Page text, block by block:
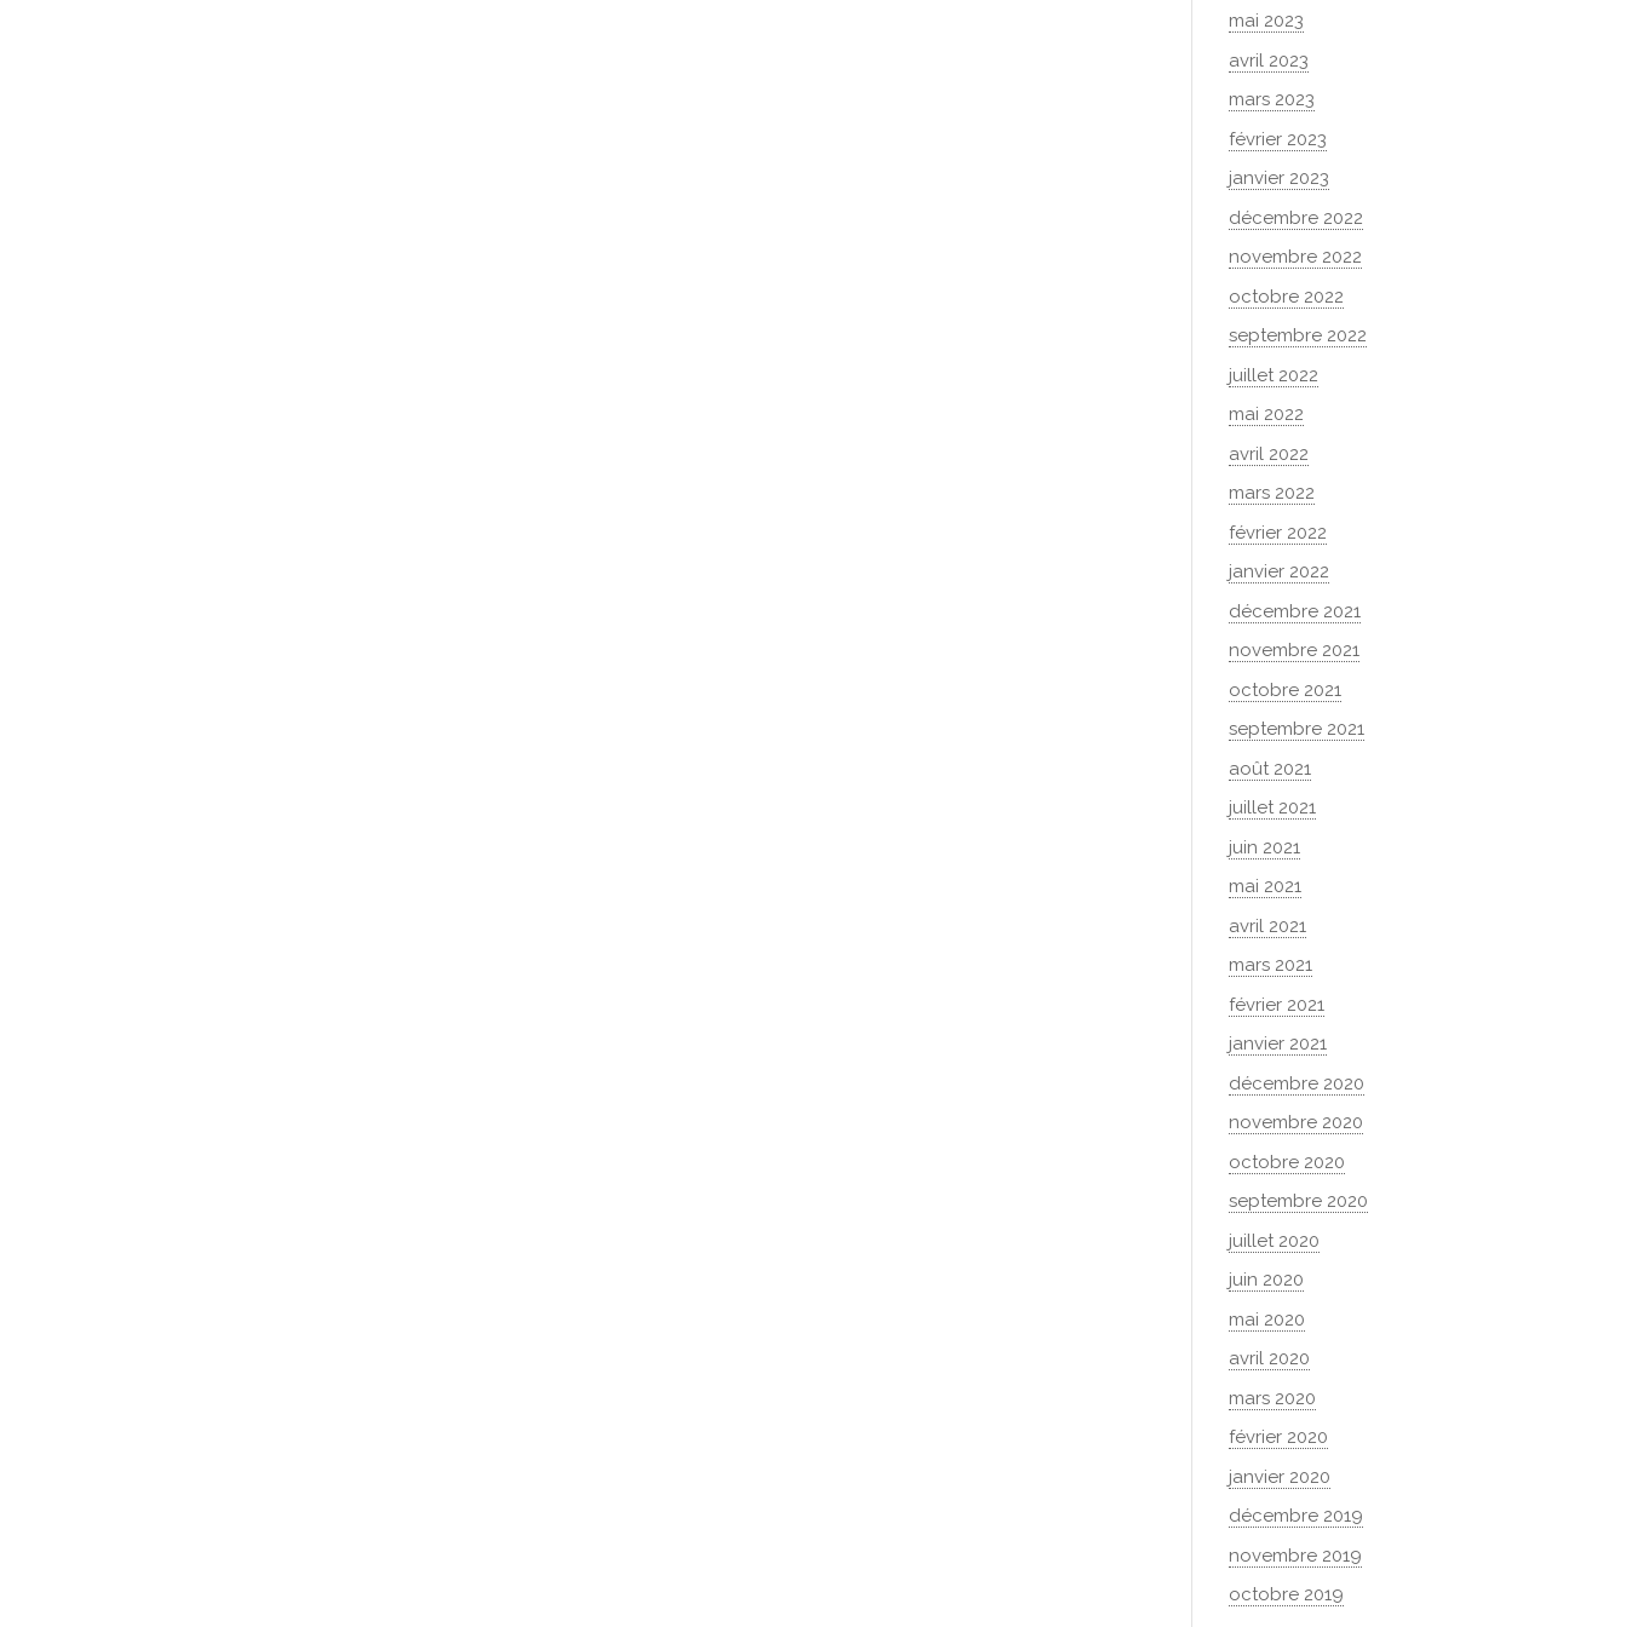
mai 2023
avril 2023
mars 2023
février 2023
janvier 2023
décembre 2022
novembre 2022
octobre 2022
septembre 2022
juillet 2022
mai 2022
avril 2022
mars 2022
février 2022
janvier 2022
décembre 2021
novembre 2021
octobre 2021
septembre 2021
août 2021
juillet 2021
juin 2021
mai 2021
avril 2021
mars 2021
février 2021
janvier 2021
décembre 2020
novembre 2020
octobre 2020
septembre 2020
juillet 2020
juin 2020
mai 2020
avril 2020
mars 2020
février 2020
janvier 2020
décembre 2019
novembre 2019
octobre 2019